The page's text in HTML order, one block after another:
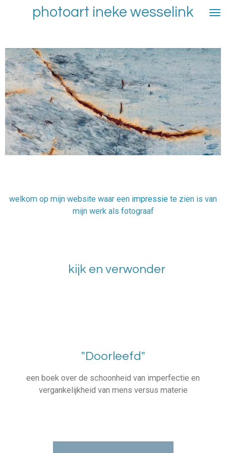
de
hoofdinhoud
photoart ineke wesselink
welkom op mijn website waar een impressie te zien is van
mijn werk als fotograaf
kijk en verwonder
"Doorleefd"
een boek over de schoonheid van imperfectie en
vergankelijkheid van mens versus materie